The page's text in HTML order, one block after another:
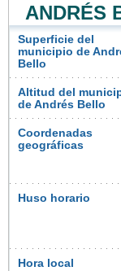
ANDRÉS
Superficie del
municipio de
Bello
Altitud del
de Andrés Bello
Coordenadas
geográficas
Huso horario
Hora local